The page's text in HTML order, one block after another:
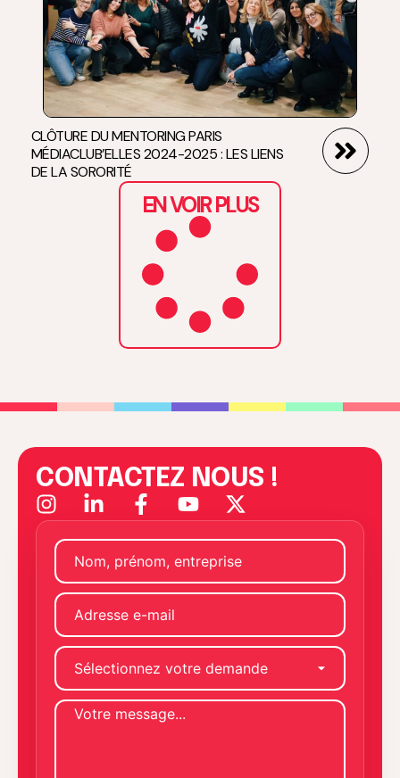
CLÔTURE DU MENTORING PARIS
MÉDIACLUB’ELLES 2024-2025 : LES LIENS
DE LA SORORITÉ
EN VOIR PLUS
CONTACTEZ NOUS !